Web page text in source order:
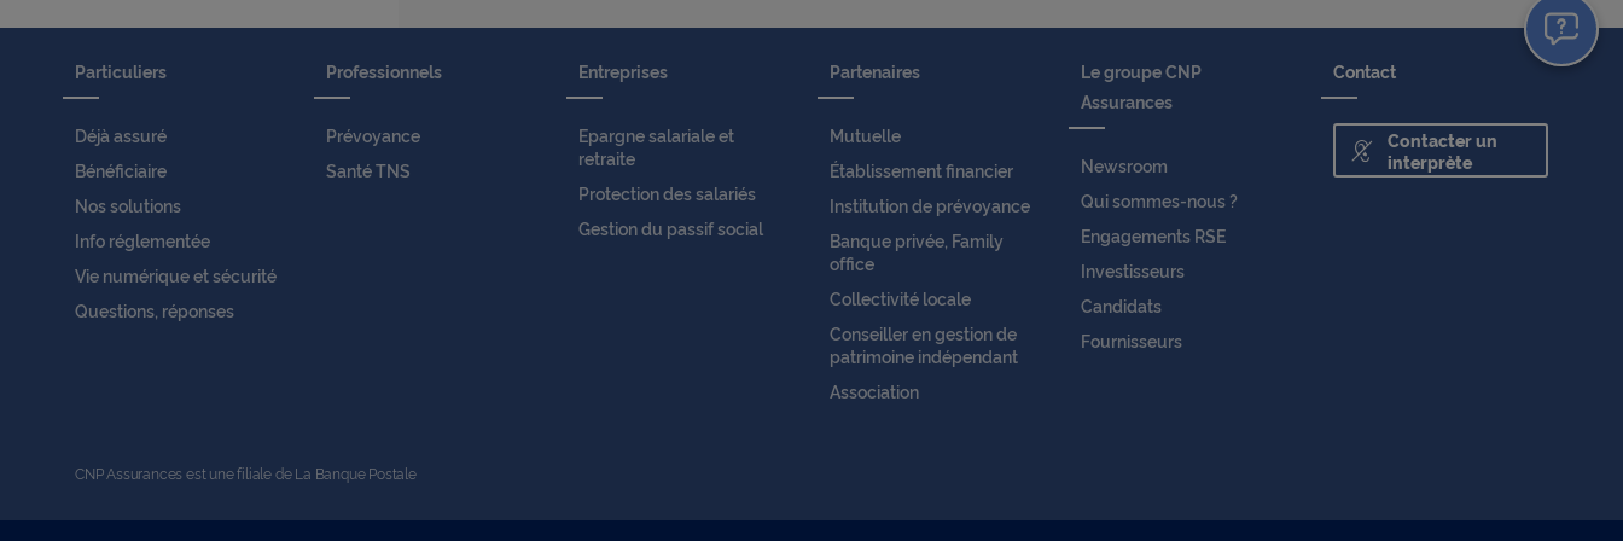
Particuliers
Déjà assuré
Bénéficiaire
Nos solutions
Info réglementée
Vie numérique et sécurité
Questions, réponses
Professionnels
Prévoyance
Santé TNS
Entreprises
Epargne salariale et
retraite
Protection des salariés
Gestion du passif social
Partenaires
Mutuelle
Établissement financier
Institution de prévoyance
Banque privée, Family
office
Collectivité locale
Conseiller en gestion de
patrimoine indépendant
Association
Le groupe CNP
Assurances
Newsroom
Qui sommes-nous ?
Engagements RSE
Investisseurs
Candidats
Fournisseurs
Contact
Contacter un
interprète
CNP Assurances est une filiale de La Banque Postale